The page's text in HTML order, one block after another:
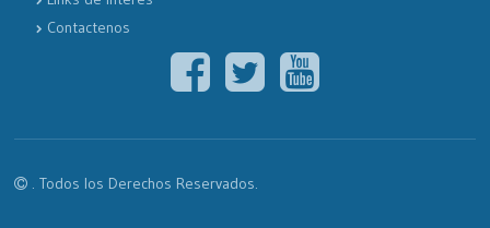
Contactenos
. Todos los Derechos Reservados.